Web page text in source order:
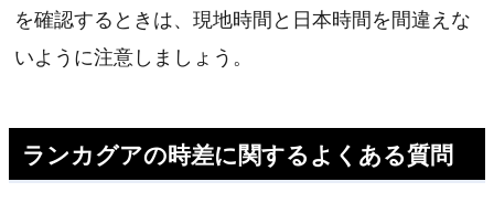
を確認するときは、現地時間と日本時間を間違えな
いように注意しましょう。
ランカグアの時差に関するよくある質問